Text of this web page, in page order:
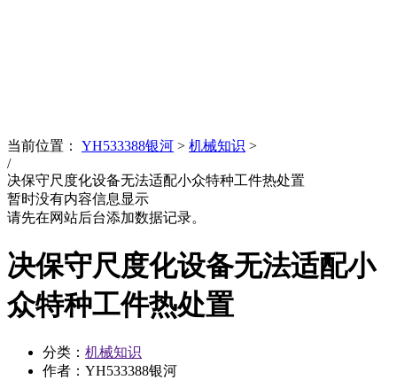
当前位置： YH533388银河 > 机械知识 >
/
决保守尺度化设备无法适配小众特种工件热处置
暂时没有内容信息显示
请先在网站后台添加数据记录。
决保守尺度化设备无法适配小
众特种工件热处置
分类： 机械知识
作者：YH533388银河